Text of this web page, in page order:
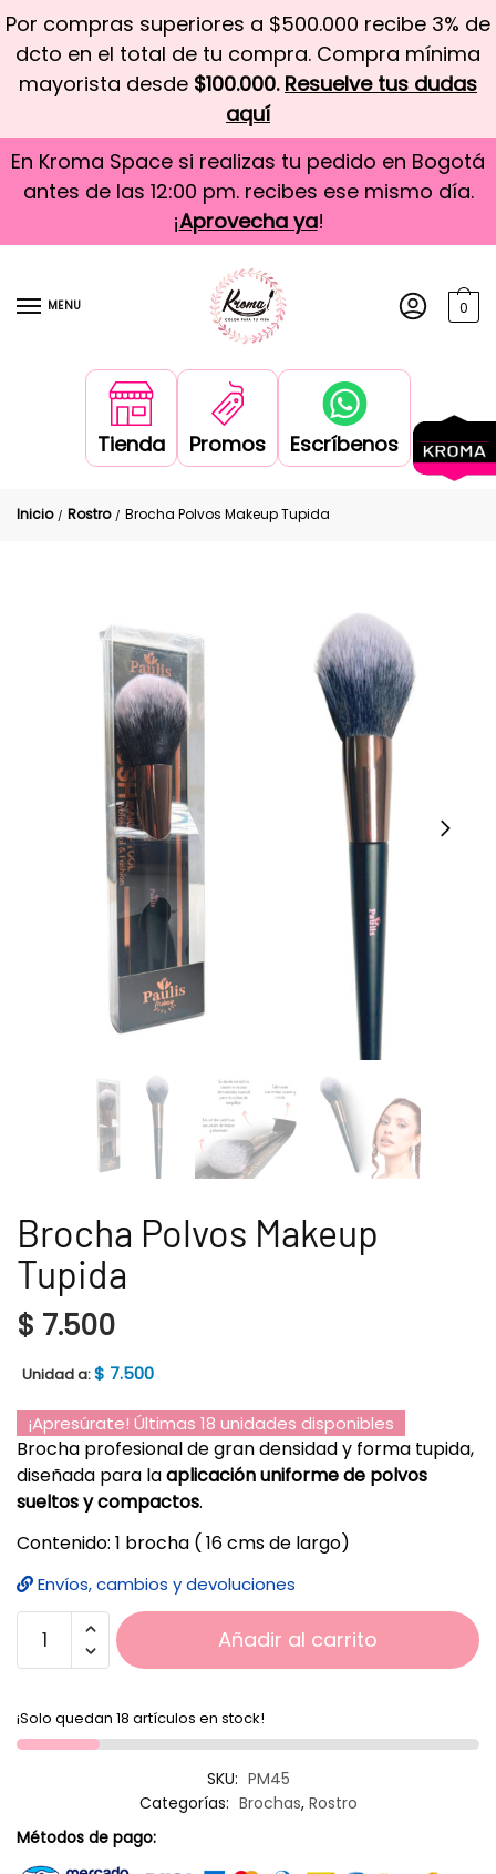
Por compras superiores a $500.000 recibe 3% de
dcto en el total de tu compra. Compra mínima
mayorista desde $100.000. Resuelve tus dudas
aquí
En Kroma Space si realizas tu pedido en Bogotá
antes de las 12:00 pm. recibes ese mismo día.
¡Aprovecha ya!
MENU 0
Tienda Promos Escríbenos
Inicio / Rostro / Brocha Polvos Makeup Tupida
Brocha Polvos Makeup
Tupida
$ 7.500
Unidad a:$ 7.500
¡Apresúrate! Últimas 18 unidades disponibles
Brocha profesional de gran densidad y forma tupida,
diseñada para laaplicación uniforme de polvos
sueltos y compactos.
Contenido: 1 brocha ( 16 cms de largo)
Envíos, cambios y devoluciones
Añadir al carrito
¡Solo quedan 18 artículos en stock!
SKU: PM45
Categorías: Brochas, Rostro
Métodos de pago: